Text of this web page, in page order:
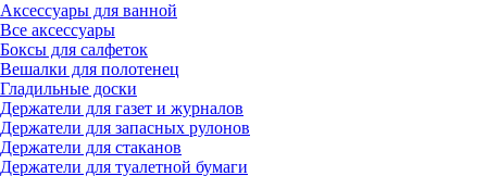
Аксессуары для ванной
Все аксессуары
Боксы для салфеток
Вешалки для полотенец
Гладильные доски
Держатели для газет и журналов
Держатели для запасных рулонов
Держатели для стаканов
Держатели для туалетной бумаги